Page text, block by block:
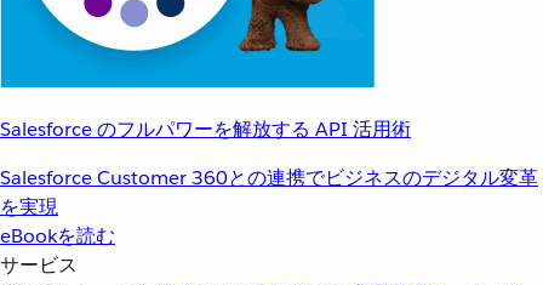
Salesforce のフルパワーを解放する API 活用術
Salesforce Customer 360との連携でビジネスのデジタル変革
を実現
eBookを読む
サービス